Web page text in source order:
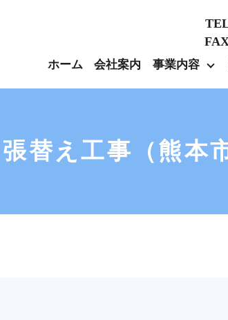
ホーム 会社案内 事業内容
替え工事（熊本